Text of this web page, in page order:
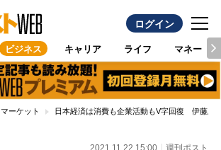
ログイン
ビジネス キャリア ライフ マネー
マーケット 日本経済は消費も企業活動もV字回復 伊藤忠
2021.11.22 15:00 週刊ポスト